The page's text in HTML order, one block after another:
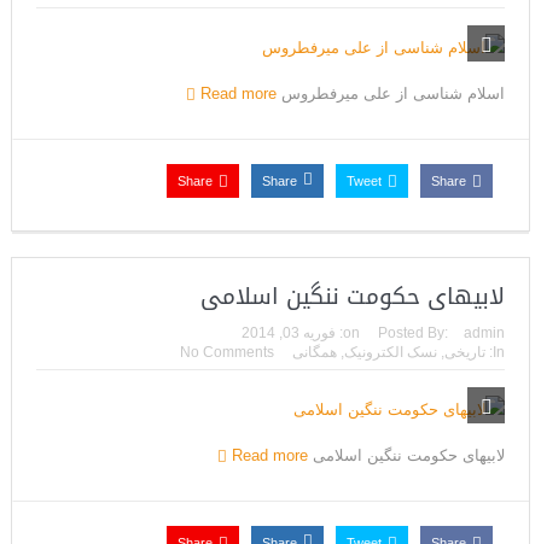
اسلام شناسی از علی‌ میرفطروس Read more
Share
Tweet
Share
Share
لابیهای حکومت ننگین اسلامی
Posted By: admin
on: فوریه 03, 2014
In: تاریخی نسک الکترونیک همگانی No Comments
لابیهای حکومت ننگین اسلامی Read more